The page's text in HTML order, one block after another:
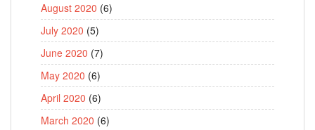
August 2020 (6)
July 2020 (5)
June 2020 (7)
May 2020 (6)
April 2020 (6)
March 2020 (6)